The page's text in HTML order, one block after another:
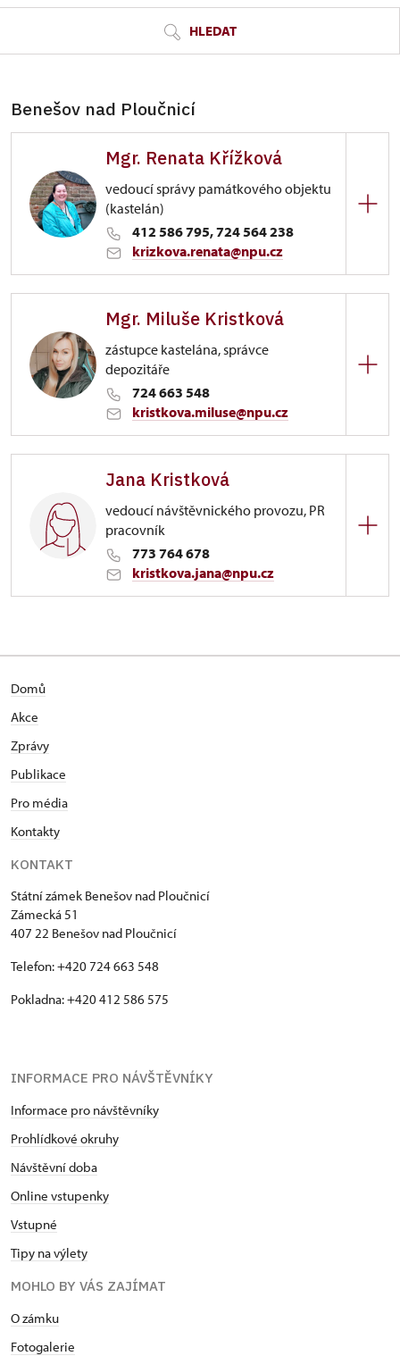
HLEDAT
Benešov nad Ploučnicí
Mgr. Renata Křížková
vedoucí správy památkového objektu
(kastelán)
412 586 795, 724 564 238
krizkova.renata@npu.cz
Zámecká 51/, Benešov nad Ploučnicí
Mgr. Miluše Kristková
zástupce kastelána, správce
depozitáře
724 663 548
kristkova.miluse@npu.cz
Zámecká 51/, Benešov nad Ploučnicí
Jana Kristková
vedoucí návštěvnického provozu, PR
pracovník
773 764 678
kristkova.jana@npu.cz
Domů
Akce
Zprávy
Publikace
Pro média
Kontakty
KONTAKT
Státní zámek Benešov nad Ploučnicí
Zámecká 51
407 22 Benešov nad Ploučnicí
Telefon: +420 724 663 548
Pokladna: +420 412 586 575
INFORMACE PRO NÁVŠTĚVNÍKY
Informace pro návštěvníky
Prohlídkové okruhy
Návštěvní doba
Online vstupenky
Vstupné
Tipy na výlety
MOHLO BY VÁS ZAJÍMAT
O zámku
Fotogalerie